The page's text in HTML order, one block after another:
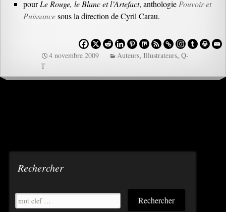
pourLe Rouge, le Blanc et l’Artefact, anthologie Pouvoir et
Puissancesous la direction de Cyril Carau.
4 novembre 2009 Auteurs,Illustrateurs,Q-
T
articles
Rechercher